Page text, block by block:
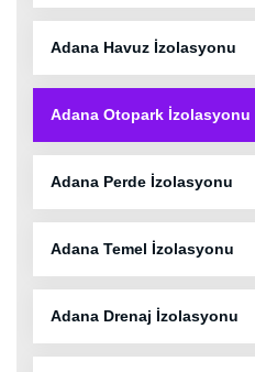
Adana Havuz İzolasyonu
Adana Otopark İzolasyonu
Adana Perde İzolasyonu
Adana Temel İzolasyonu
Adana Drenaj İzolasyonu